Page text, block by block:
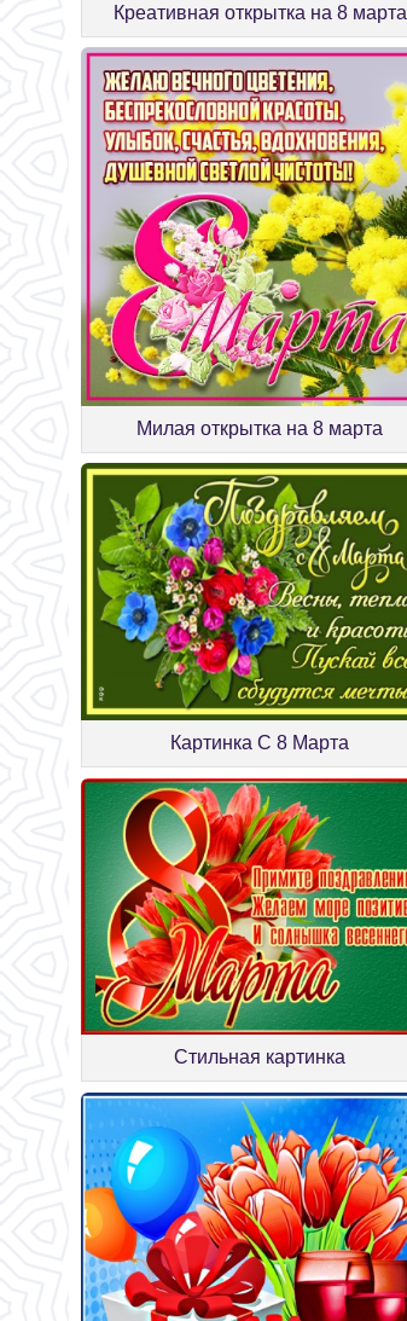
Креативная открытка на 8 марта
Милая открытка на 8 марта
Картинка С 8 Марта
Стильная картинка